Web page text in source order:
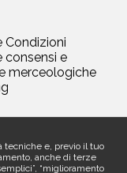
Condizioni
consensi e
merceologiche
tecniche e, previo il tuo
anche di terze
“miglioramento